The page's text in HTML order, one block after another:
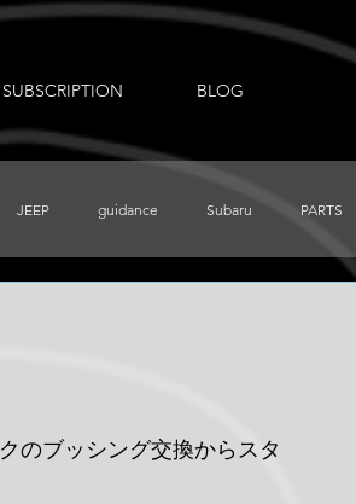
SUBSCRIPTION BLOG
JEEP guidance Subaru PARTS
のブッシング交換からスタ